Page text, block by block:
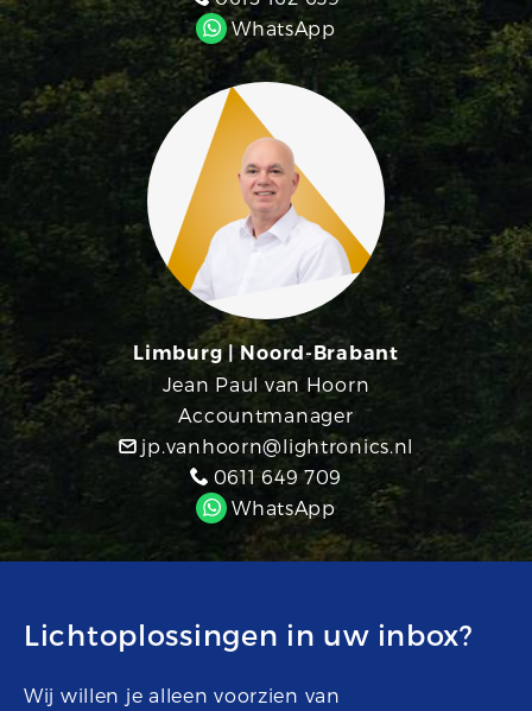
WhatsApp
Limburg | Noord-Brabant
Jean Paul van Hoorn
Accountmanager
jp.vanhoorn@lightronics.nl
0611 649 709
WhatsApp
Lichtoplossingen in uw inbox?
Wij willen je alleen voorzien van